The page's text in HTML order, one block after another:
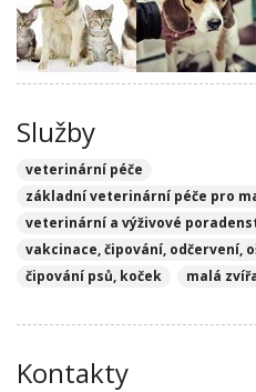
Služby
veterinární péče
základní veterinární péče pro
veterinární a výživové
vakcinace, čipování, odčervení,
čipování psů, koček
malá
Kontakty